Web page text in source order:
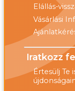
Elállás-
Vásárlási
Iratkozz
Értesülj Te